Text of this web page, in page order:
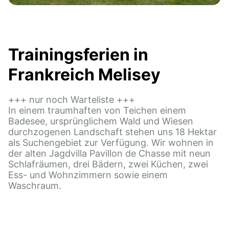
Trainingsferien in
Frankreich Melisey
+++ nur noch Warteliste +++
In einem traumhaften von Teichen einem
Badesee, ursprünglichem Wald und Wiesen
durchzogenen Landschaft stehen uns 18 Hektar
als Suchengebiet zur Verfügung. Wir wohnen in
der alten Jagdvilla Pavillon de Chasse mit neun
Schlafräumen, drei Bädern, zwei Küchen, zwei
Ess- und Wohnzimmern sowie einem
Waschraum.